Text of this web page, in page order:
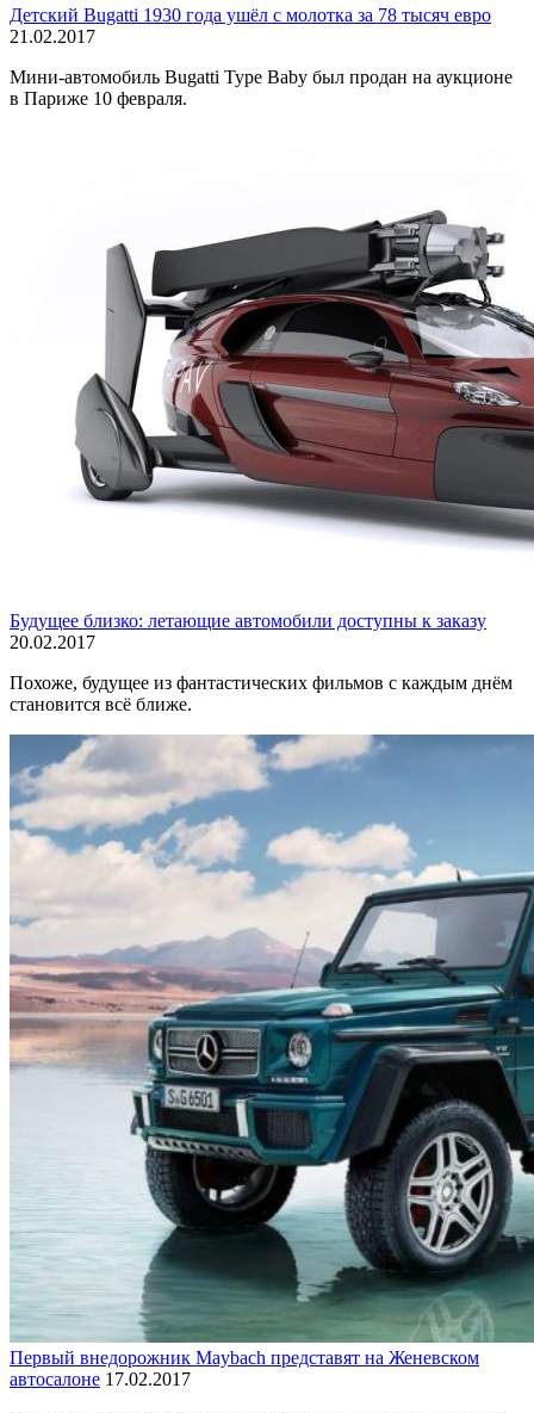
Детский Bugatti 1930 года ушёл с молотка за 78 тысяч евро
21.02.2017
Мини-автомобиль Bugatti Type Baby был продан на аукционе
в Париже 10 февраля.
Будущее близко: летающие автомобили доступны к заказу
20.02.2017
Похоже, будущее из фантастических фильмов с каждым днём
становится всё ближе.
Первый внедорожник Maybach представят на Женевском
автосалоне 17.02.2017